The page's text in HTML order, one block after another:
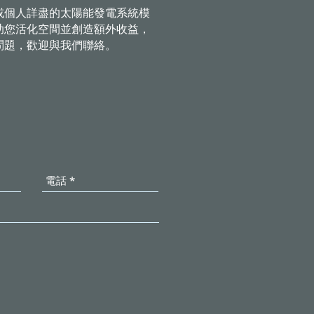
人詳盡的太陽能發電系統模
活化空間並創造額外收益，
，歡迎與我們聯絡。